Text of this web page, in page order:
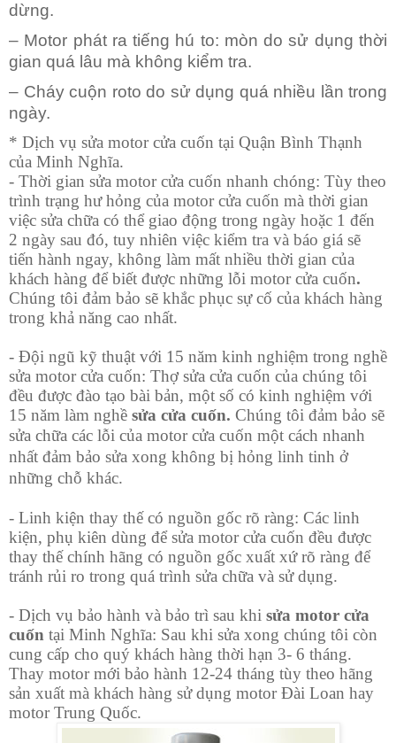
dừng.
– Motor phát ra tiếng hú to: mòn do sử dụng thời
gian quá lâu mà không kiểm tra.
– Cháy cuộn roto do sử dụng quá nhiều lần trong
ngày.
* Dịch vụ sửa motor cửa cuốn tại Quận Bình Thạnh
của Minh Nghĩa.
- Thời gian sửa motor cửa cuốn nhanh chóng: Tùy theo
trình trạng hư hỏng của motor cửa cuốn mà thời gian
việc sửa chữa có thể giao động trong ngày hoặc 1 đến
2 ngày sau đó, tuy nhiên việc kiểm tra và báo giá sẽ
tiến hành ngay, không làm mất nhiều thời gian của
khách hàng để biết được những lỗi motor cửa cuốn.
Chúng tôi đảm bảo sẽ khắc phục sự cố của khách hàng
trong khả năng cao nhất.
- Đội ngũ kỹ thuật với 15 năm kinh nghiệm trong nghề
sửa motor cửa cuốn: Thợ sửa cửa cuốn của chúng tôi
đều được đào tạo bài bản, một số có kinh nghiệm với
15 năm làm nghề sửa cửa cuốn. Chúng tôi đảm bảo sẽ
sửa chữa các lỗi của motor cửa cuốn một cách nhanh
nhất đảm bảo sửa xong không bị hỏng linh tinh ở
những chỗ khác.
- Linh kiện thay thế có nguồn gốc rõ ràng: Các linh
kiện, phụ kiên dùng để sửa motor cửa cuốn đều được
thay thế chính hãng có nguồn gốc xuất xứ rõ ràng để
tránh rủi ro trong quá trình sửa chữa và sử dụng.
- Dịch vụ bảo hành và bảo trì sau khi sửa motor cửa
cuốn tại Minh Nghĩa: Sau khi sửa xong chúng tôi còn
cung cấp cho quý khách hàng thời hạn 3- 6 tháng.
Thay motor mới bảo hành 12-24 tháng tùy theo hãng
sản xuất mà khách hàng sử dụng motor Đài Loan hay
motor Trung Quốc.